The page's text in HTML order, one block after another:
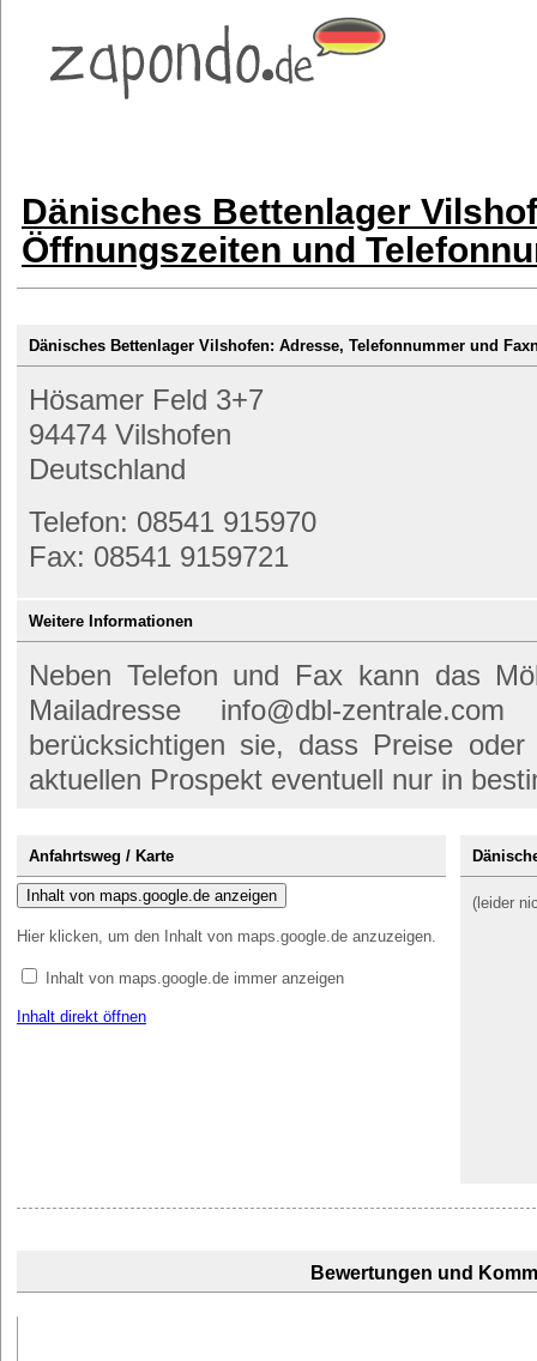
Dänisches Bettenlager
Öffnungszeiten und
Dänisches Bettenlager Vilshofen: Adresse, Telefonnummer und
Hösamer Feld 3+7
94474 Vilshofen
Deutschland
Telefon: 08541 915970
Fax: 08541 9159721
Weitere Informationen
Neben Telefon und Fax kann das
Mailadresse info@dbl-
berücksichtigen sie, dass Preise
aktuellen Prospekt eventuell nur in
Anfahrtsweg / Karte
Inhalt von maps.google.de anzeigen
Hier klicken, um den Inhalt von maps.google.de anzuzeigen.
Inhalt von maps.google.de immer anzeigen
Inhalt direkt öffnen
(leider
Bewertungen und